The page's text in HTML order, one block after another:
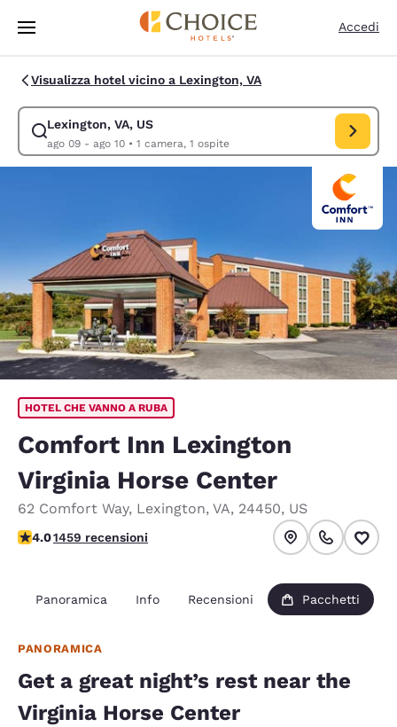
Vai A Contenuto Principale
Accedi
Visualizza hotel vicino a Lexington, VA
Lexington, VA, US
ago 09 - ago 10• 1 camera, 1 ospite
Modifica la ricerca per Lexington, VA, US. Data di check-in ago 09,
HOTEL CHE VANNO A RUBA
Comfort Inn Lexington
Virginia Horse Center
62 Comfort Way, Lexington, VA, 24450, US
Valutazione di 4.03 stelle. Molto buono.
4.01459 recensioni
Panoramica Info Recensioni Pacchetti
PANORAMICA
Get a great night’s rest near the
Virginia Horse Center